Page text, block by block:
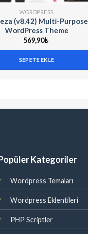
WORDPRESS
(v8.42) Multi-Purpose
WordPress Theme
569,90₺
SEPETE EKLE
Kategoriler
Wordpress Temaları
Wordpress Eklentileri
PHP Scriptler